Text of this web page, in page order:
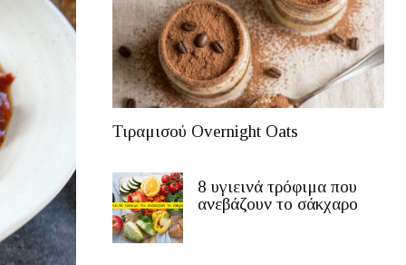
Τιραμισού Overnight Oats
8 υγιεινά τρόφιμα που
ανεβάζουν το σάκχαρο